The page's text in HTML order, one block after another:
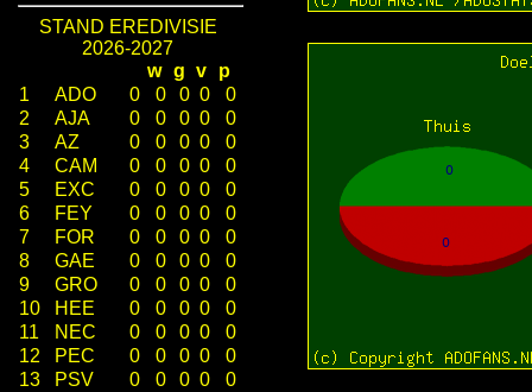
STAND EREDIVISIE
2026-2027
w g v
p
1
ADO 0 0 0 0
0
2
AJA 0 0 0 0
0
3
AZ 0 0 0 0
0
4
CAM 0 0 0 0
0
5
EXC 0 0 0 0
0
6
FEY 0 0 0 0
0
7
FOR 0 0 0 0
0
8
GAE 0 0 0 0
0
9
GRO 0 0 0 0
0
10
HEE 0 0 0 0
0
11
NEC 0 0 0 0
0
12
PEC 0 0 0 0
0
13
PSV 0 0 0 0
0